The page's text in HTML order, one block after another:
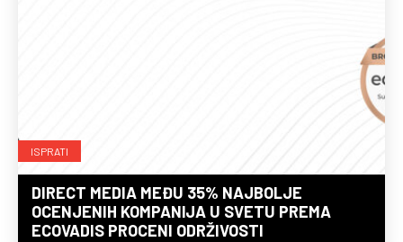
ISPRATI
DIRECT MEDIA MEĐU 35% NAJBOLJE
OCENJENIH KOMPANIJA U SVETU PREMA
ECOVADIS PROCENI ODRŽIVOSTI